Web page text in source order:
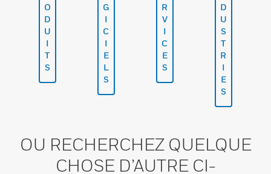
O
D
U
I
T
S
G
I
C
I
E
L
S
R
V
I
C
E
S
D
U
S
T
R
I
E
S
OU RECHERCHEZ QUELQUE
CHOSE D’AUTRE CI-